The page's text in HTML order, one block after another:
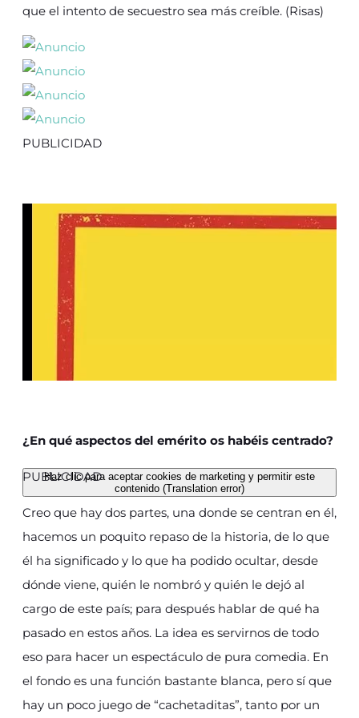
que el intento de secuestro sea más creíble. (Risas)
PUBLICIDAD
Haz clic para aceptar cookies de marketing y permitir este
contenido (Translation error)
¿En qué aspectos del emérito os habéis centrado?
PUBLICIDAD
Creo que hay dos partes, una donde se centran en él,
hacemos un poquito repaso de la historia, de lo que
él ha significado y lo que ha podido ocultar, desde
dónde viene, quién le nombró y quién le dejó al
cargo de este país; para después hablar de qué ha
pasado en estos años. La idea es servirnos de todo
eso para hacer un espectáculo de pura comedia. En
el fondo es una función bastante blanca, pero sí que
hay un poco juego de “cachetaditas”, tanto por un